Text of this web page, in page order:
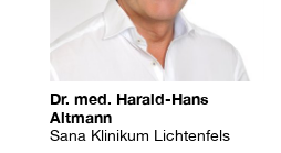
Dr. med. Harald-Hans
Altmann
Sana Klinikum Lichtenfels